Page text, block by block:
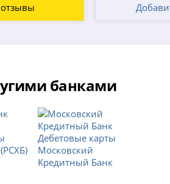
банками
Дебетовые карты
Московский
Кредитный Банк